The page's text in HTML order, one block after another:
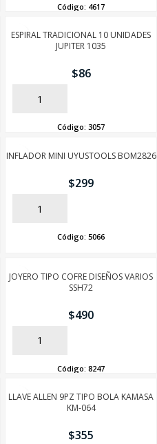
Código: 4617
ESPIRAL TRADICIONAL 10 UNIDADES
JUPITER 1035
$86
AÑADIR
Código: 3057
INFLADOR MINI UYUSTOOLS BOM2826
$299
AÑADIR
Código: 5066
JOYERO TIPO COFRE DISEÑOS VARIOS
SSH72
$490
AÑADIR
Código: 8247
LLAVE ALLEN 9PZ TIPO BOLA KAMASA
KM-064
$355